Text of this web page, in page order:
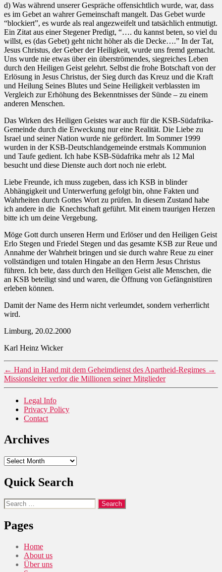
d) Was während unserer Gespräche offensichtlich wurde, war, dass
es im Gebet an wahrer Gemeinschaft mangelt. Das Gebet wurde
“blockiert”, es wurde als real angezweifelt und tatsächlich entmutigt.
Ein Zitat aus einer Stegener Predigt, “…. du kannst beten, so viel du
willst, es (das Gebet) geht nicht höher als die Decke….” In der Tat,
Jesus Christus, der Geber der Heiligkeit, wurde uns fremd gemacht.
Uns wurde nie etwas über ein überströmendes, siegreiches Leben
durch den Heiligen Geist gelehrt. Selbst die frohe Botschaft von der
Erlösung in Jesus Christus, der Sieg durch das Kreuz und die Kraft
und Heilung Seines Blutes und Seine Heiligkeit verblassten im
Vergleich zur Erhöhung des Bekenntnisses der Sünde – zu einem
anderen Menschen.
Das Wirken des Heiligen Geistes war auch für die KSB-Südafrika-
Gemeinde durch die Erweckung nur eine Realität. Die Liebe zu
Israel und seiner Nation wurde nie gefördert. Im Sommer 1999
wurden in der KSB-Deutschlandgemeinde erstmals Kommunion
und Taufe gedient. Ich habe KSB-Südafrika mehr als 12 Mal
besucht und diese Dienste auch dort noch nie erlebt.
Liebe Freunde, ich muss zugeben, dass ich KSB in blinder
Abhängigkeit und Unterwerfung gefolgt bin, ohne Fakten und
Wahrheiten durch Gottes Wort zu prüfen. In diesem Zustand habe
ich andere in die Knechtschaft geführt. Mit einem traurigen Herzen
bitte ich um deine Vergebung.
Möge Gott durch unseren Herrn und Erlöser und den Heiligen Geist
Erlo Stegen und Friedel Stegen und das gesamte KSB zur Reue und
Annahme der Wahrheit bringen und sie durch wahre Reue zu einer
vollständigen und totalen Hingabe an den Herrn Jesus Christus
führen. Ich bete, dass durch den Heiligen Geist alle Menschen, die
an KSB beteiligt sind und waren, die Öffnung von Gefängnistüren
erleben können.
Damit der Name des Herrn nicht verleumdet, sondern verherrlicht
wird.
Limburg, 20.02.2000
Karl Heinz Wicker
← Hand in Hand mit dem Geheimdienst des Apartheid-Regimes →
Missionsleiter verlor die Millionen seiner Mitglieder
Legal Info
Privacy Policy
Contact
Archives
Archives
Quick Search
Search
for:
Pages
Home
About us
Über uns